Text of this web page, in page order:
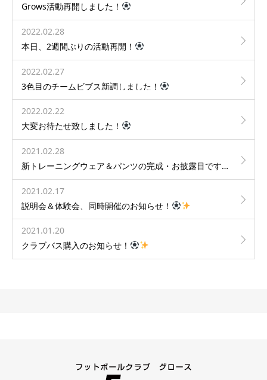
Grows活動再開しました！
2022.02.28
本日、2週間ぶりの活動再開！
2022.02.27
3色目のチームビブス新調しました！
2022.02.22
大変お待たせ致しました！
2021.02.28
新トレーニングウェア＆パンツの完成・お披露目です！
2021.02.17
説明会＆体験会、同時開催のお知らせ！
2021.01.20
クラブバス購入のお知らせ！